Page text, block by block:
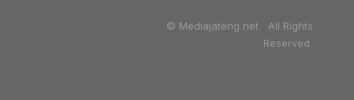
© Mediajateng.net. All Rights
Reserved.